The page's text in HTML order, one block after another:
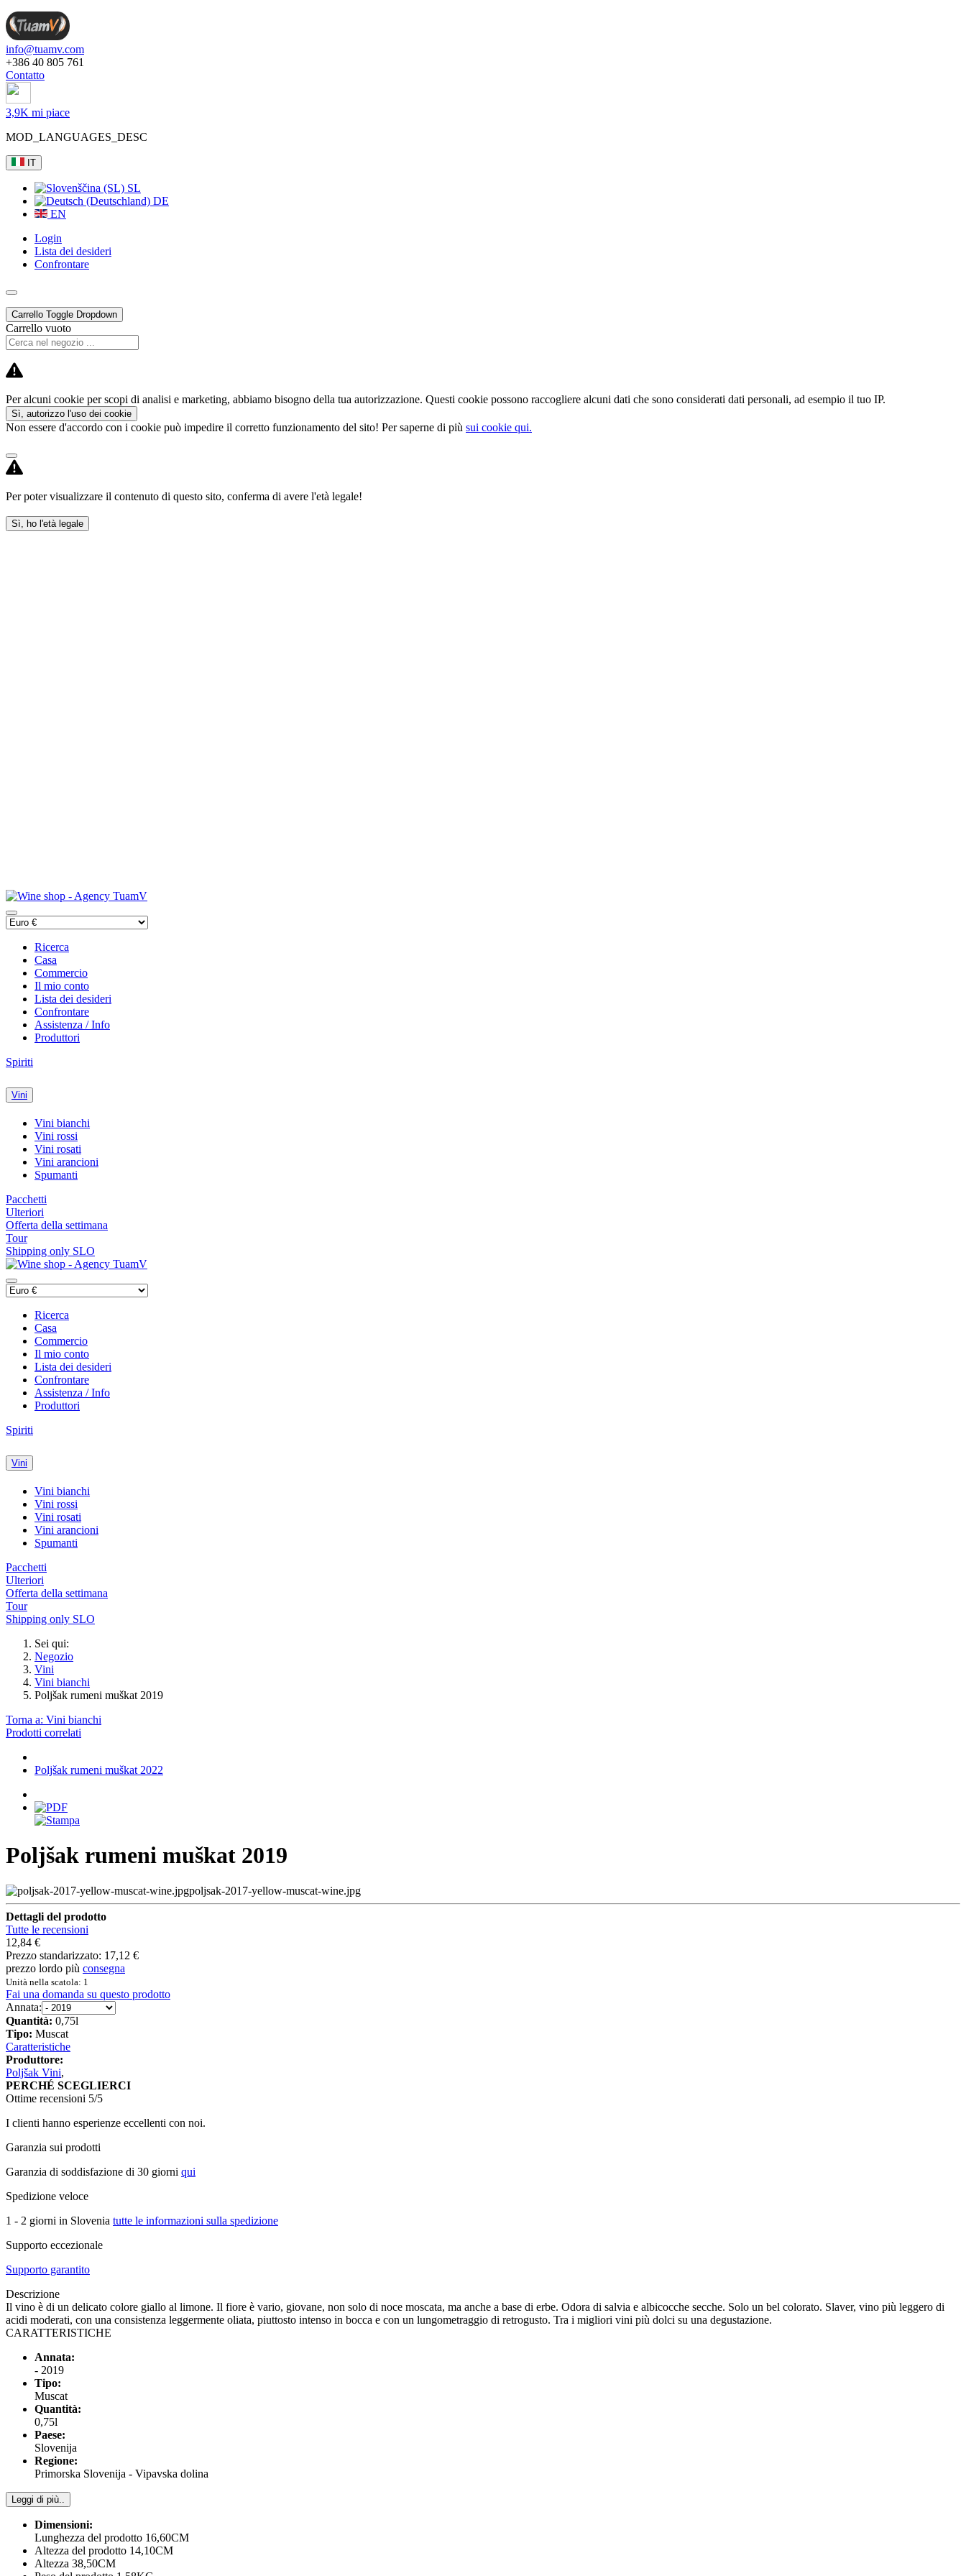
info@tuamv.com
+386 40 805 761
Contatto
3,9K mi piace
MOD_LANGUAGES_DESC
IT
SL
DE
EN
Login
Lista dei desideri
Confrontare
Carrello Toggle Dropdown
Carrello vuoto
Per alcuni cookie per scopi di analisi e marketing, abbiamo bisogno della tua autorizzazione. Questi cookie possono raccogliere alcuni dati che sono considerati dati personali, ad esempio il tuo IP.
Sì, autorizzo l'uso dei cookie
Non essere d'accordo con i cookie può impedire il corretto funzionamento del sito! Per saperne di più sui cookie qui.
Per poter visualizzare il contenuto di questo sito, conferma di avere l'età legale!
Sì, ho l'età legale
Ricerca
Casa
Commercio
Il mio conto
Lista dei desideri
Confrontare
Assistenza / Info
Produttori
Spiriti
Vini
Vini bianchi
Vini rossi
Vini rosati
Vini arancioni
Spumanti
Pacchetti
Ulteriori
Offerta della settimana
Tour
Shipping only SLO
Ricerca
Casa
Commercio
Il mio conto
Lista dei desideri
Confrontare
Assistenza / Info
Produttori
Spiriti
Vini
Vini bianchi
Vini rossi
Vini rosati
Vini arancioni
Spumanti
Pacchetti
Ulteriori
Offerta della settimana
Tour
Shipping only SLO
Sei qui:
Negozio
Vini
Vini bianchi
Poljšak rumeni muškat 2019
Torna a: Vini bianchi
Prodotti correlati
Poljšak rumeni muškat 2022
Poljšak rumeni muškat 2019
poljsak-2017-yellow-muscat-wine.jpg
Dettagli del prodotto
Tutte le recensioni
12,84 €
Prezzo standarizzato: 17,12 €
prezzo lordo più consegna
Unità nella scatola: 1
Fai una domanda su questo prodotto
Annata:
Quantità: 0,75l
Tipo: Muscat
Caratteristiche
Produttore:
Poljšak Vini,
PERCHÉ SCEGLIERCI
Ottime recensioni 5/5
I clienti hanno esperienze eccellenti con noi.
Garanzia sui prodotti
Garanzia di soddisfazione di 30 giorni qui
Spedizione veloce
1 - 2 giorni in Slovenia tutte le informazioni sulla spedizione
Supporto eccezionale
Supporto garantito
Descrizione
Il vino è di un delicato colore giallo al limone. Il fiore è vario, giovane, non solo di noce moscata, ma anche a base di erbe. Odora di salvia e albicocche secche. Solo un bel colorato. Slaver, vino più leggero di
acidi moderati, con una consistenza leggermente oliata, piuttosto intenso in bocca e con un lungometraggio di retrogusto. Tra i migliori vini più dolci su una degustazione.
CARATTERISTICHE
Annata:
- 2019
Tipo:
Muscat
Quantità:
0,75l
Paese:
Slovenija
Regione:
Primorska Slovenija - Vipavska dolina
Leggi di più..
Dimensioni:
Lunghezza del prodotto 16,60CM
Altezza del prodotto 14,10CM
Altezza 38,50CM